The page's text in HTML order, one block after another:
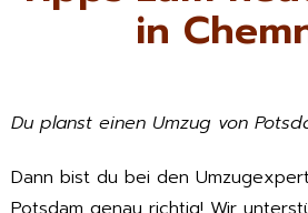
in
Du planst einen Umzug von
Dann bist du bei den